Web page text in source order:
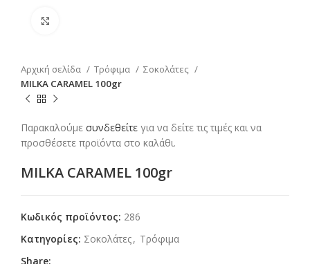
Αρχική σελίδα Τρόφιμα
Σοκολάτες
MILKA CARAMEL 100gr
Παρακαλούμε συνδεθείτε για να δείτε τις τιμές και να
προσθέσετε προϊόντα στο καλάθι.
MILKA CARAMEL 100gr
Κωδικός προϊόντος: 286
Κατηγορίες: Σοκολάτες, Τρόφιμα
Share: